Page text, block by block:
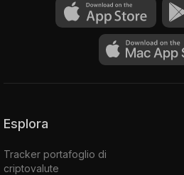
Esplora
Tracker portafoglio di
criptovalute